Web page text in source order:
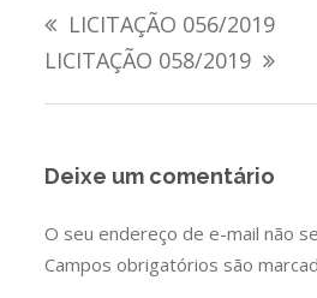
LICITAÇÃO 056/2019
LICITAÇÃO 058/2019
Deixe um comentário
O seu endereço de e-mail não
Campos obrigatórios são